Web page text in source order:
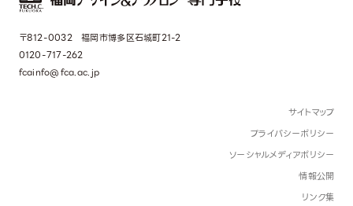
〒812-0032 福岡市博多区石城町21-2
0120-717-262
fcainfo@fca.ac.jp
サイトマップ
プライバシーポリシー
ソーシャルメディアポリシー
情報公開
リンク集